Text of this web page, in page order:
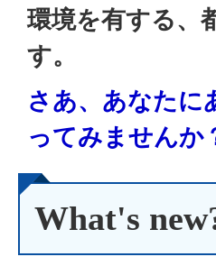
環境を有する、
す。
さあ、あなたに
ってみませんか
What's